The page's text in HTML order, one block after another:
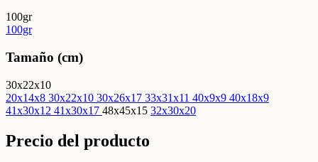
100gr
100gr
Tamaño (cm)
30x22x10
20x14x8 30x22x10 30x26x17 33x31x11 40x9x9 40x18x9
41x30x12 41x30x17 48x45x15 32x30x20
Precio del producto